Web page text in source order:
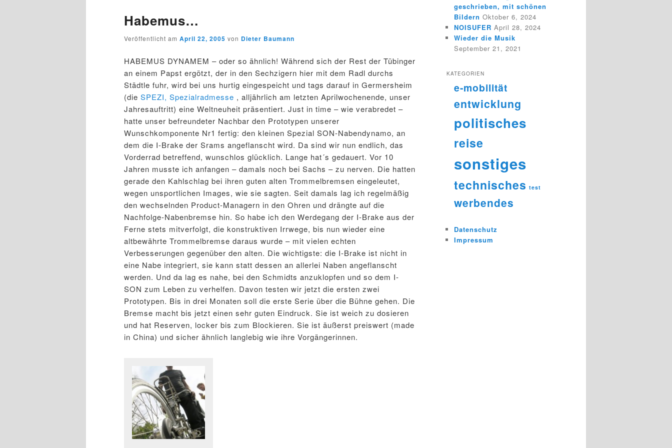
Habemus…
Veröffentlicht am April 22, 2005 von Dieter Baumann
HABEMUS DYNAMEM – oder so ähnlich! Während sich der Rest der Tübinger
an einem Papst ergötzt, der in den Sechzigern hier mit dem Radl durchs
Städtle fuhr, wird bei uns hurtig eingespeicht und tags darauf in Germersheim
(die SPEZI, Spezialradmesse , alljährlich am letzten Aprilwochenende, unser
Jahresauftritt) eine Weltneuheit präsentiert. Just in time – wie verabredet –
hatte unser befreundeter Nachbar den Prototypen unserer
Wunschkomponente Nr1 fertig: den kleinen Spezial SON-Nabendynamo, an
dem die I-Brake der Srams angeflanscht wird. Da sind wir nun endlich, das
Vorderrad betreffend, wunschlos glücklich. Lange hat´s gedauert. Vor 10
Jahren musste ich anfangen – damals noch bei Sachs – zu nerven. Die hatten
gerade den Kahlschlag bei ihren guten alten Trommelbremsen eingeleutet,
wegen unsportlichen Images, wie sie sagten. Seit damals lag ich regelmäßig
den wechselnden Product-Managern in den Ohren und drängte auf die
Nachfolge-Nabenbremse hin. So habe ich den Werdegang der I-Brake aus der
Ferne stets mitverfolgt, die konstruktiven Irrwege, bis nun wieder eine
altbewährte Trommelbremse daraus wurde – mit vielen echten
Verbesserungen gegenüber den alten. Die wichtigste: die I-Brake ist nicht in
eine Nabe integriert, sie kann statt dessen an allerlei Naben angeflanscht
werden. Und da lag es nahe, bei den Schmidts anzuklopfen und so dem I-
SON zum Leben zu verhelfen. Davon testen wir jetzt die ersten zwei
Prototypen. Bis in drei Monaten soll die erste Serie über die Bühne gehen. Die
Bremse macht bis jetzt einen sehr guten Eindruck. Sie ist weich zu dosieren
und hat Reserven, locker bis zum Blockieren. Sie ist äußerst preiswert (made
in China) und sicher ähnlich langlebig wie ihre Vorgängerinnen.
geschrieben, mit schönen
Bildern Oktober 6, 2024
NOISUFER April 28, 2024
Wieder die Musik
September 21, 2021
KATEGORIEN
e-mobilität
entwicklung
politisches
reise
sonstiges
technisches test
werbendes
Datenschutz
Impressum